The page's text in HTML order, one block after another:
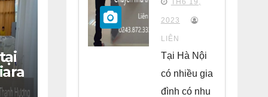
chung
cư Park
Kiara Hà
Đông
TH6 19,
2023
LIÊN
Tại Hà Nội
có nhiều gia
đình có nhu